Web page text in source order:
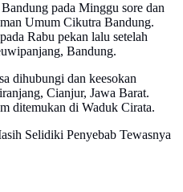
pada Minggu sore dan
Umum Cikutra Bandung.
Rabu pekan lalu setelah
Bandung.
dihubungi dan keesokan
Cianjur, Jawa Barat.
ditemukan di Waduk Cirata.
Selidiki Penyebab Tewasnya